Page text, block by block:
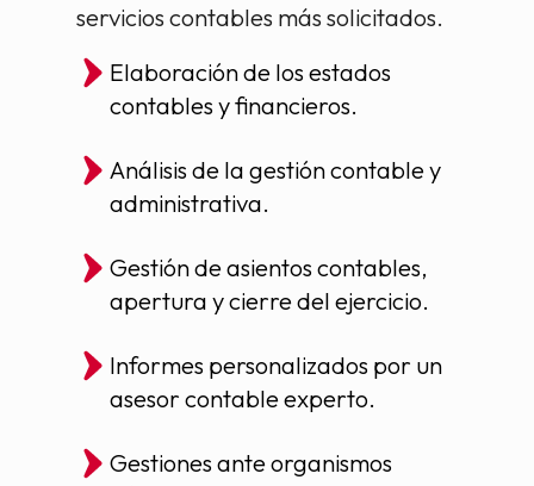
servicios contables más solicitados.
Elaboración de los estados
contables y financieros.
Análisis de la gestión contable y
administrativa.
Gestión de asientos contables,
apertura y cierre del ejercicio.
Informes personalizados por un
asesor contable experto.
Gestiones ante organismos